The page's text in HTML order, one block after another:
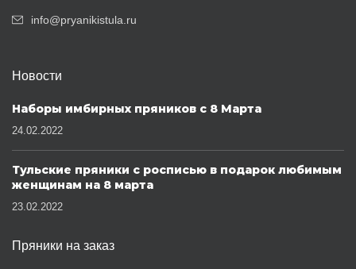
info@pryanikistula.ru
Новости
Наборы имбирных пряников с 8 Марта
24.02.2022
Тульские пряники с росписью в подарок любимым
женщинам на 8 марта
23.02.2022
Пряники на заказ